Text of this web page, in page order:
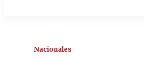
Nacionales